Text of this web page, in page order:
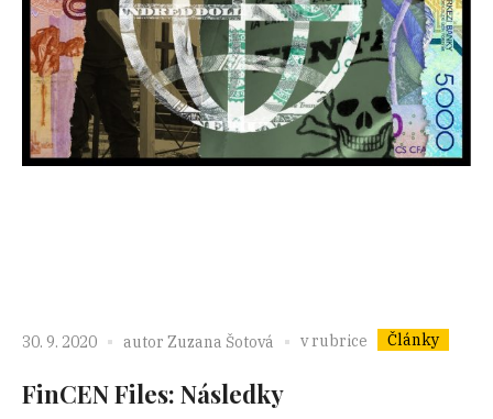
30. 9. 2020 autor Zuzana Šotová v rubrice Články
FinCEN Files: Následky